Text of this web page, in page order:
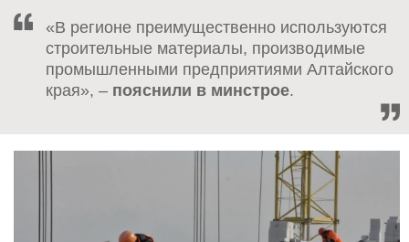
«В регионе преимущественно используются
строительные материалы, производимые
промышленными предприятиями Алтайского
края», – пояснили в минстрое.